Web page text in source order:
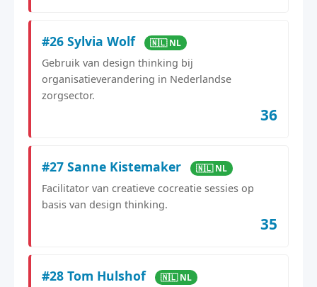
#26 Sylvia Wolf 🇳🇱 NL
Gebruik van design thinking bij
organisatieverandering in Nederlandse
zorgsector.
36
#27 Sanne Kistemaker 🇳🇱 NL
Facilitator van creatieve cocreatie sessies op
basis van design thinking.
35
#28 Tom Hulshof 🇳🇱 NL